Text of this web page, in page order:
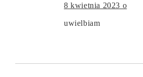
8 kwietnia 2023 o
uwielbiam